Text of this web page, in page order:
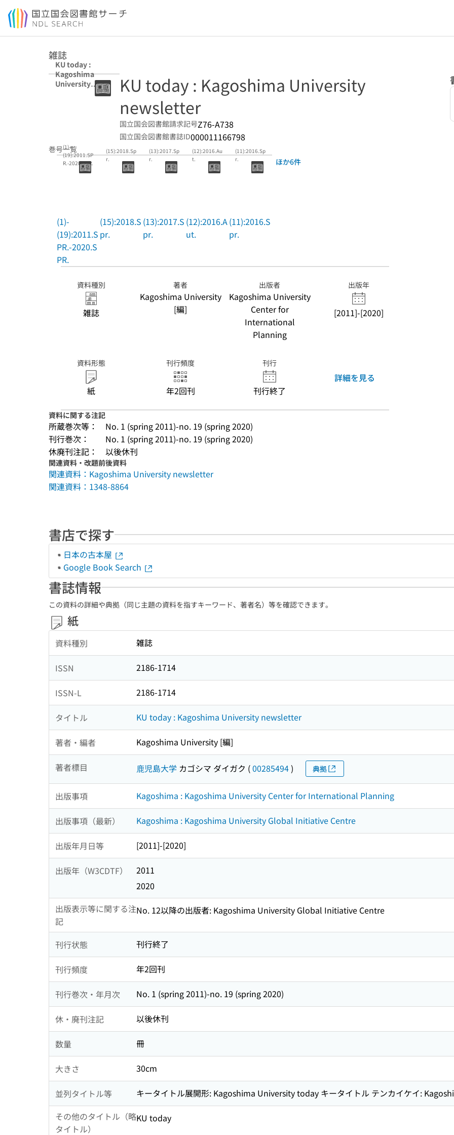
本文へ移動
雑誌
KU today :
Kagoshima
University
KU today : Kagoshima University
newsletter
国立国会図書館請求記号Z76-A738
国立国会図書館書誌ID000011166798
巻号一覧
(1)-
(19):2011.SP
R.-2020.SPR.
(1)-
(19):2011.S
PR.-2020.S
PR.
(15):2018.Sp
r.
(15):2018.S
pr.
(13):2017.Sp
r.
(13):2017.S
pr.
(12):2016.Au
t.
(12):2016.A
ut.
(11):2016.Sp
r.
(11):2016.S
pr.
ほか6件
資料種別
雑誌
著者
Kagoshima University
[編]
出版者
Kagoshima University
Center for
International
Planning
出版年
[2011]-[2020]
資料形態
紙
刊行頻度
年2回刊
刊行
刊行終了
詳細を見る
資料に関する注記
所蔵巻次等：
No. 1 (spring 2011)-no. 19 (spring 2020)
刊行巻次：
No. 1 (spring 2011)-no. 19 (spring 2020)
休廃刊注記：
以後休刊
関連資料・改題前後資料
関連資料：Kagoshima University newsletter
関連資料：1348-8864
書店で探す
日本の古本屋
Google Book Search
書誌情報
この資料の詳細や典拠（同じ主題の資料を指すキーワード、著者名）等を確認できます。
紙
資料種別 雑誌
ISSN 2186-1714
ISSN-L 2186-1714
タイトル KU today : Kagoshima University newsletter
著者・編者 Kagoshima University [編]
著者標目 鹿児島大学 カゴシマ ダイガク (00285494) 典拠
出版事項 Kagoshima : Kagoshima University Center for International Planning
出版事項（最新） Kagoshima : Kagoshima University Global Initiative Centre
出版年月日等 [2011]-[2020]
出版年（W3CDTF）
2011
2020
出版表示等に関する注
記
No. 12以降の出版者: Kagoshima University Global Initiative Centre
刊行状態 刊行終了
刊行頻度 年2回刊
刊行巻次・年月次 No. 1 (spring 2011)-no. 19 (spring 2020)
休・廃刊注記 以後休刊
数量 冊
大きさ 30cm
並列タイトル等
キータイトル展開形: Kagoshima University today キータイトル テンカイケイ:
その他のタイトル（略
タイトル）
KU today